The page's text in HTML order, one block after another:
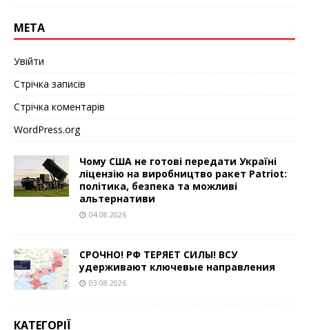
МЕТА
Увійти
Стрічка записів
Стрічка коментарів
WordPress.org
Чому США не готові передати Україні
ліцензію на виробництво ракет Patriot:
політика, безпека та можливі
альтернативи
04.08.2026
СРОЧНО! РФ ТЕРЯЕТ СИЛЫ! ВСУ
удерживают ключевые направления
03.08.2026
КАТЕГОРІЇ